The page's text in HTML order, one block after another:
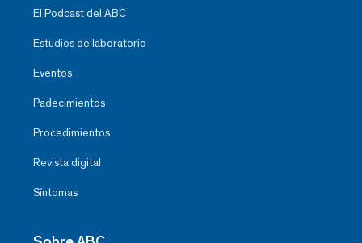
El Podcast del ABC
Estudios de laboratorio
Eventos
Padecimientos
Procedimientos
Revista digital
Síntomas